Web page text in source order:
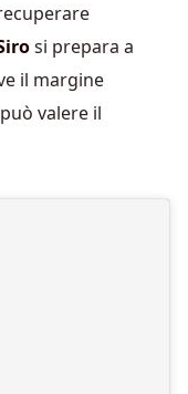
si prepara a
il margine
valere il